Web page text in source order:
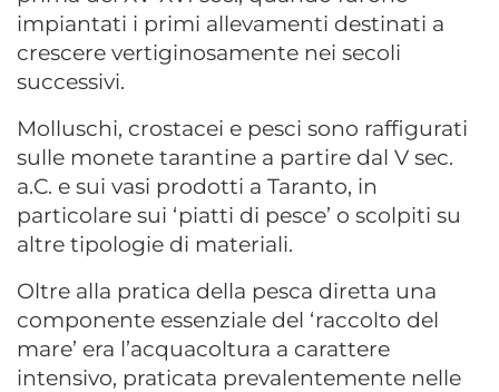
impiantati i primi allevamenti destinati a
crescere vertiginosamente nei secoli
successivi.
Molluschi, crostacei e pesci sono raffigurati
sulle monete tarantine a partire dal V sec.
a.C. e sui vasi prodotti a Taranto, in
particolare sui ‘piatti di pesce’ o scolpiti su
altre tipologie di materiali.
Oltre alla pratica della pesca diretta una
componente essenziale del ‘raccolto del
mare’ era l’acquacoltura a carattere
intensivo, praticata prevalentemente nelle